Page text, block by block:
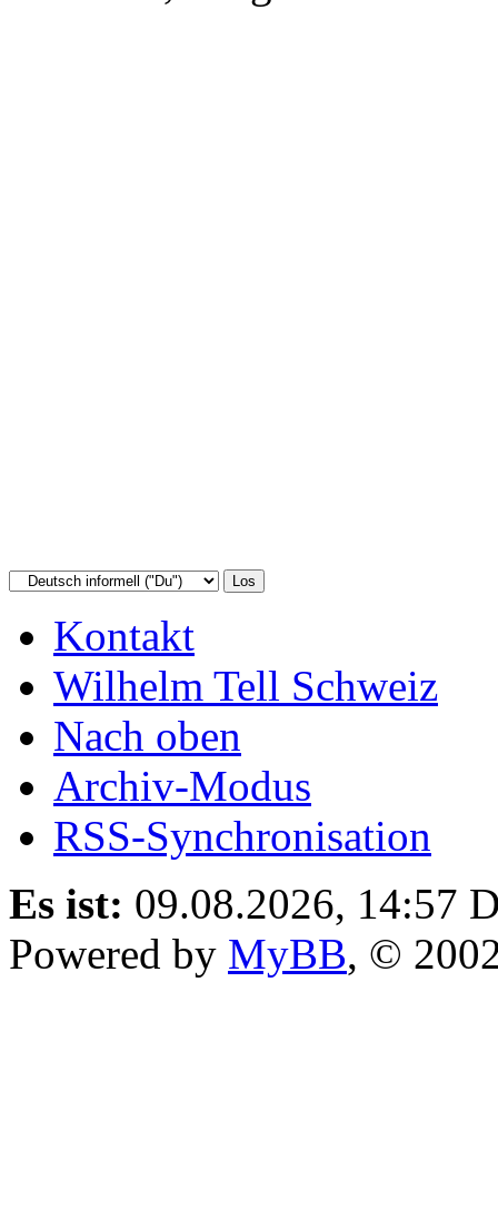
Kontakt
Wilhelm Tell Schweiz
Nach oben
Archiv-Modus
RSS-Synchronisation
Es ist: 09.08.2026, 14:57
Powered by MyBB, ©